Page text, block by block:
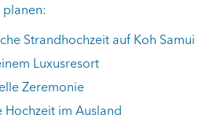
planen:
Strandhochzeit auf Koh Samui
Luxusresort
Zeremonie
Hochzeit im Ausland